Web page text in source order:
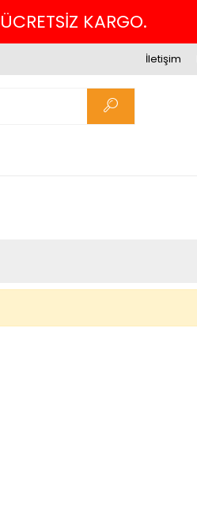
KARGO.
İletişim